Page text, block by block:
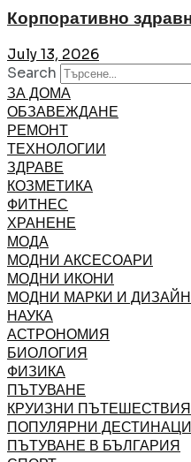
Корпоративно
July 13, 2026
Search
ЗА ДОМА
ОБЗАВЕЖДАНЕ
РЕМОНТ
ТЕХНОЛОГИИ
ЗДРАВЕ
КОЗМЕТИКА
ФИТНЕС
ХРАНЕНЕ
МОДА
МОДНИ АКСЕСОАРИ
МОДНИ ИКОНИ
МОДНИ МАРКИ И
НАУКА
АСТРОНОМИЯ
БИОЛОГИЯ
ФИЗИКА
ПЪТУВАНЕ
КРУИЗНИ ПЪТЕШЕСТВИЯ
ПОПУЛЯРНИ
ПЪТУВАНЕ В БЪЛГАРИЯ